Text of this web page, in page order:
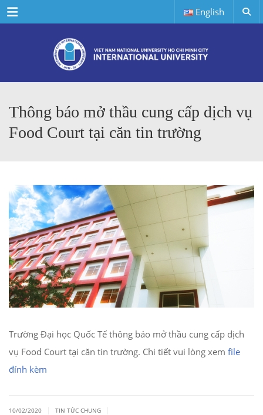
Menu English
Thông báo mở thầu cung cấp dịch vụ
Food Court tại căn tin trường
Trường Đại học Quốc Tế thông báo mở thầu cung cấp dịch
vụ Food Court tại căn tin trường. Chi tiết vui lòng xem file
đính kèm
10/02/2020 TIN TỨC CHUNG